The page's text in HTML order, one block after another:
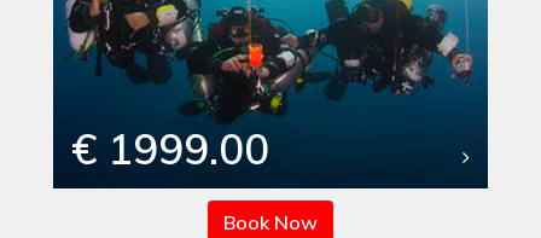
€ 1999.00
Book Now